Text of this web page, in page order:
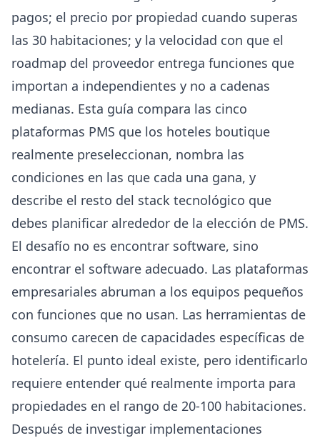
pagos; el precio por propiedad cuando superas
las 30 habitaciones; y la velocidad con que el
roadmap del proveedor entrega funciones que
importan a independientes y no a cadenas
medianas. Esta guía compara las cinco
plataformas PMS que los hoteles boutique
realmente preseleccionan, nombra las
condiciones en las que cada una gana, y
describe el resto del stack tecnológico que
debes planificar alrededor de la elección de PMS.
El desafío no es encontrar software, sino
encontrar el software adecuado. Las plataformas
empresariales abruman a los equipos pequeños
con funciones que no usan. Las herramientas de
consumo carecen de capacidades específicas de
hotelería. El punto ideal existe, pero identificarlo
requiere entender qué realmente importa para
propiedades en el rango de 20-100 habitaciones.
Después de investigar implementaciones